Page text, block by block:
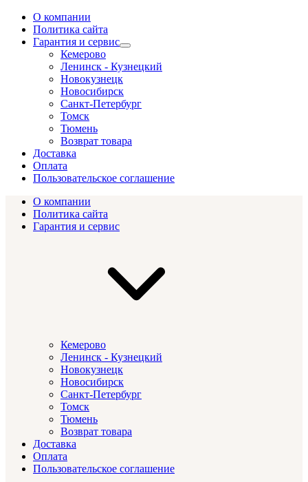
О компании
Политика сайта
Гарантия и сервис
Кемерово
Ленинск - Кузнецкий
Новокузнецк
Новосибирск
Санкт-Петербург
Томск
Тюмень
Возврат товара
Доставка
Оплата
Пользовательское соглашение
О компании
Политика сайта
Гарантия и сервис
Кемерово
Ленинск - Кузнецкий
Новокузнецк
Новосибирск
Санкт-Петербург
Томск
Тюмень
Возврат товара
Доставка
Оплата
Пользовательское соглашение